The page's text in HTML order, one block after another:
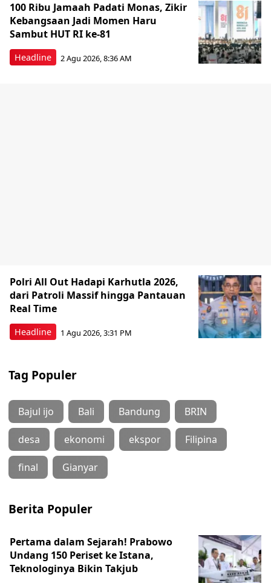
Headline
100 Ribu Jamaah Padati Monas, Zikir
Kebangsaan Jadi Momen Haru
Sambut HUT RI ke-81
2 Agu 2026, 8:36 AM
Headline
Polri All Out Hadapi Karhutla 2026,
dari Patroli Massif hingga Pantauan
Real Time
1 Agu 2026, 3:31 PM
Tag Populer
Bajul ijo Bali Bandung BRIN
desa ekonomi ekspor Filipina
final Gianyar
Berita Populer
Pertama dalam Sejarah! Prabowo
Undang 150 Periset ke Istana,
Teknologinya Bikin Takjub